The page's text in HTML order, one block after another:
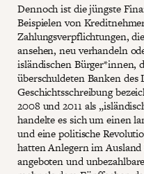
Dennoch ist die jüngste
Beispielen von
Zahlungsverpflichtungen,
ansehen, neu verhandeln
isländischen Bürger*innen,
überschuldeten Banken
Geschichtsschreibung
2008 und 2011 als
handelte es sich um einen
und eine politische
hatten Anlegern im
angeboten und